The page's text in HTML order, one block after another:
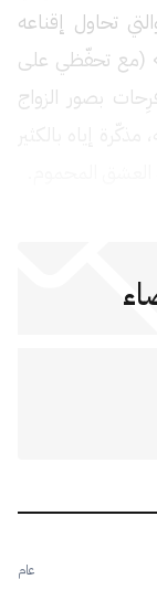
تحاول إقناعه
(مع تحفّظي على
بصور الزواج
عام